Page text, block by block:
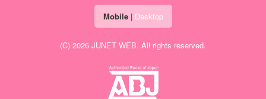
Mobile| Desktop
(C) 2026 JUNET WEB. All rights reserved.